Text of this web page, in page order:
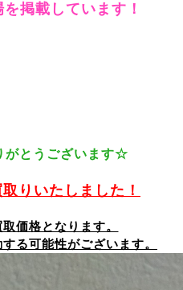
掲載しています！
がとうございます☆
りいたしました！
価格となります。
る可能性がございます。